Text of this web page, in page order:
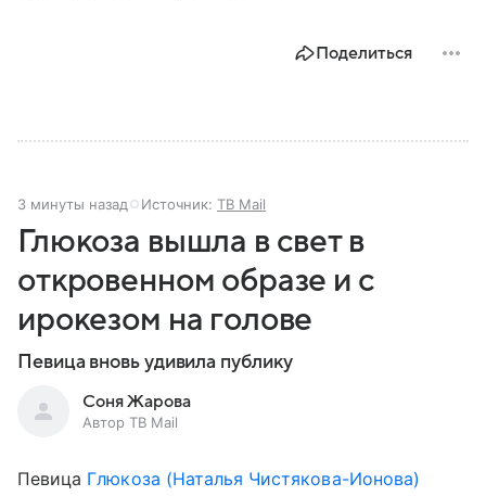
Поделиться
3 минуты назад Источник: ТВ Mail
Глюкоза вышла в свет в
откровенном образе и с
ирокезом на голове
Певица вновь удивила публику
Соня Жарова
Автор ТВ Mail
Певица Глюкоза (Наталья Чистякова-Ионова)